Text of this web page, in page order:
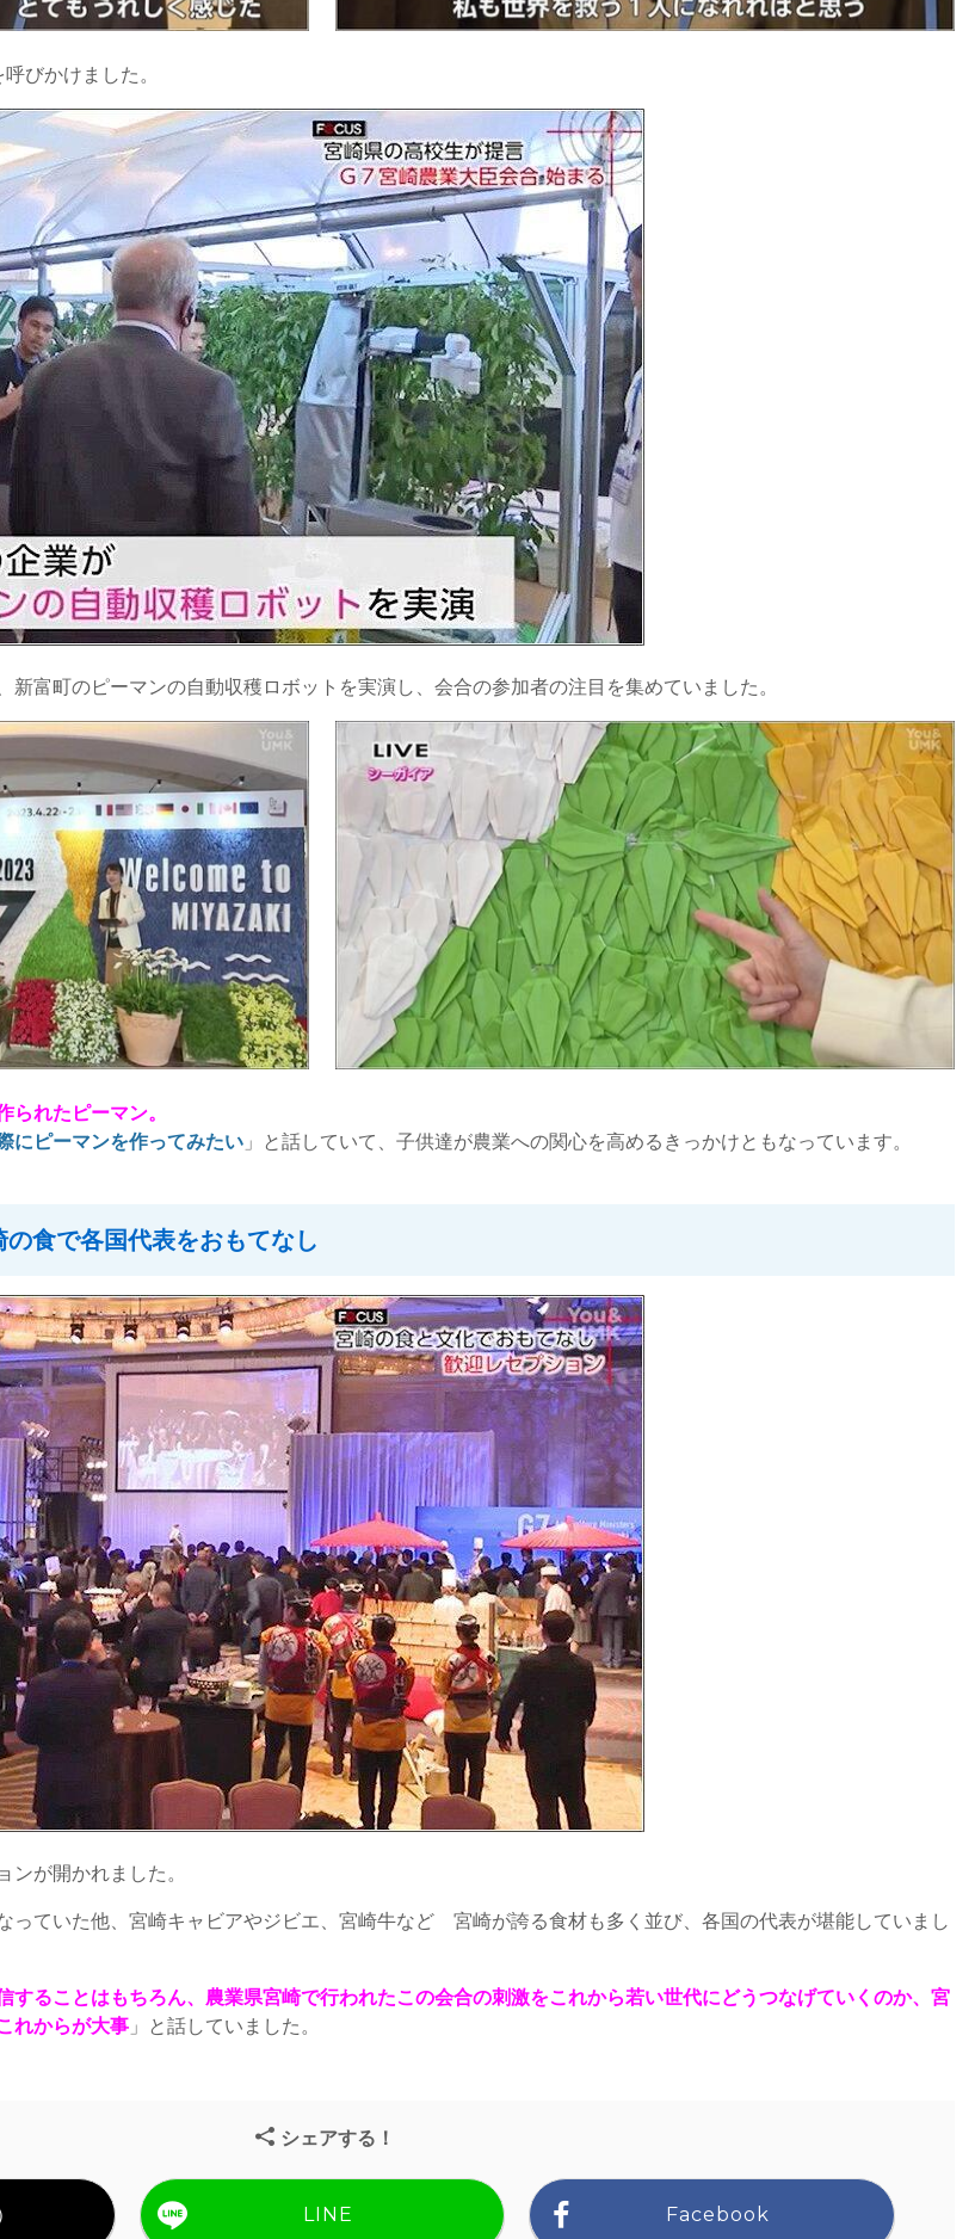
びかけました。
新富町のピーマンの自動収穫ロボットを実演し、会合の参加者の注目を集めていました。
れたピーマン。
にピーマンを作ってみたい 」と話していて、子供達が農業への関心を高めるきっかけともなっています。
食で各国代表をおもてなし
ンが開かれました。
っていた他、宮崎キャビアやジビエ、宮崎牛など 宮崎が誇る食材も多く並び、各国の代表が堪能していまし
することはもちろん、農業県宮崎で行われたこの会合の刺激をこれから若い世代にどうつなげていくのか、宮
れからが大事 」と話していました。
シェアする！
LINE Facebook